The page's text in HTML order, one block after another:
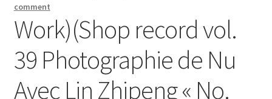
comment
Work)(Shop record vol.
39 Photographie de Nu
Avec Lin Zhipeng « No.